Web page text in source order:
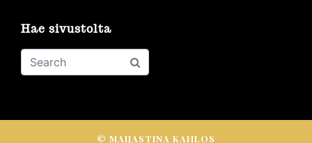
Hae sivustolta
© MAIJASTINA KAHLOS